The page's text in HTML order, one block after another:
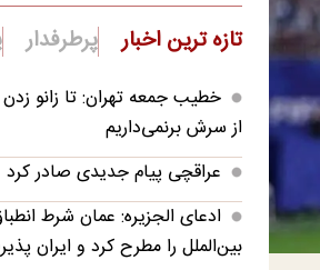
تازه ترین اخبار پرطرفدار
خطیب جمعه تهران: تا زانو
از سرش برنمی‌داریم
عراقچی پیام جدیدی صادر کرد
ادعای الجزیره: عمان شرط
بین‌الملل را مطرح کرد و ایران